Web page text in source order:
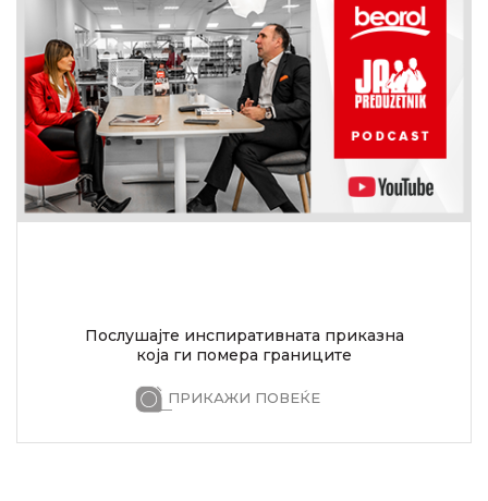
Послушајте инспиративната приказна
која ги помера границите
ПРИКАЖИ ПОВЕЌЕ